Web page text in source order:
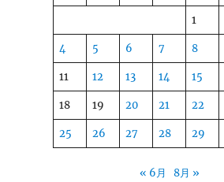
1
4 5 6 7 8
11 12 13 14 15
18 19 20 21 22
25 26 27 28 29
« 6月 8月 »